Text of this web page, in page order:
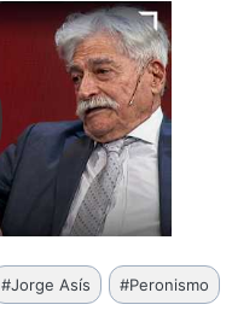
#Jorge Asís #Peronismo